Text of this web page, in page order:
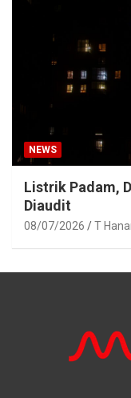
NEWS
Listrik Padam,
Diaudit
08/07/2026 T